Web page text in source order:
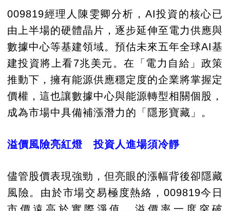
009819經理人陳雯卿分析，AI投資的核心已
由上半場的硬體晶片，逐步延伸至電力供應與
數據中心等基建領域。預估未來五年全球AI基
建投資將上看7兆美元。在「電力自給」政策
推動下，擁有能源供應穩定度的企業將掌握定
價權，這也讓數據中心與能源轉型相關個股，
成為市場中具備補漲潛力的「隱形寶藏」。
溢價風險亮紅燈 投資人進場須冷靜
儘管股價表現強勁，但亮眼的漲幅背後卻隱藏
風險。由於市場交易極度熱絡，009819今日